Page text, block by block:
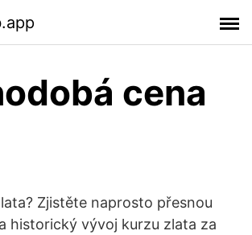
cena
Zjistěte naprosto přesnou
historický vývoj kurzu zlata za